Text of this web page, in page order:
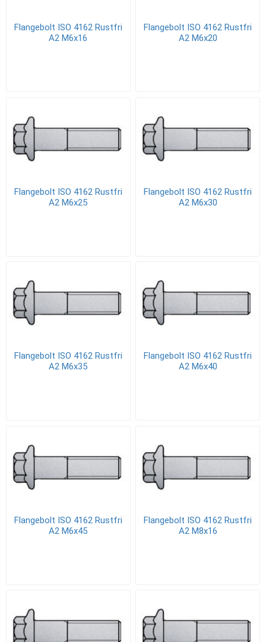
Flangebolt ISO 4162 Rustfri
A2 M6x16
Flangebolt ISO 4162 Rustfri
A2 M6x20
Flangebolt ISO 4162 Rustfri
A2 M6x25
Flangebolt ISO 4162 Rustfri
A2 M6x30
Flangebolt ISO 4162 Rustfri
A2 M6x35
Flangebolt ISO 4162 Rustfri
A2 M6x40
Flangebolt ISO 4162 Rustfri
A2 M6x45
Flangebolt ISO 4162 Rustfri
A2 M8x16